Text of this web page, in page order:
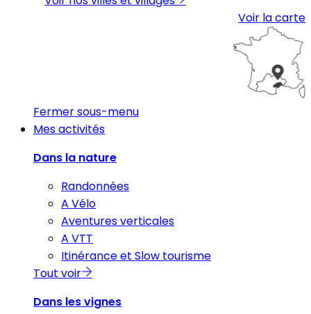
Voir la carte
Fermer sous-menu
Mes activités
Dans la nature
Randonnées
A Vélo
Aventures verticales
A VTT
Itinérance et Slow tourisme
Tout voir
Dans les vignes